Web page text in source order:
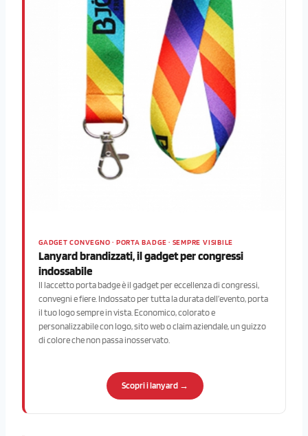
GADGET CONVEGNO · PORTA BADGE · SEMPRE VISIBILE
Lanyard brandizzati, il gadget per congressi
indossabile
Il laccetto porta badge è il gadget per eccellenza di congressi,
convegni e fiere. Indossato per tutta la durata dell’evento, porta
il tuo logo sempre in vista. Economico, colorato e
personalizzabile con logo, sito web o claim aziendale, un guizzo
di colore che non passa inosservato.
Scopri i lanyard →